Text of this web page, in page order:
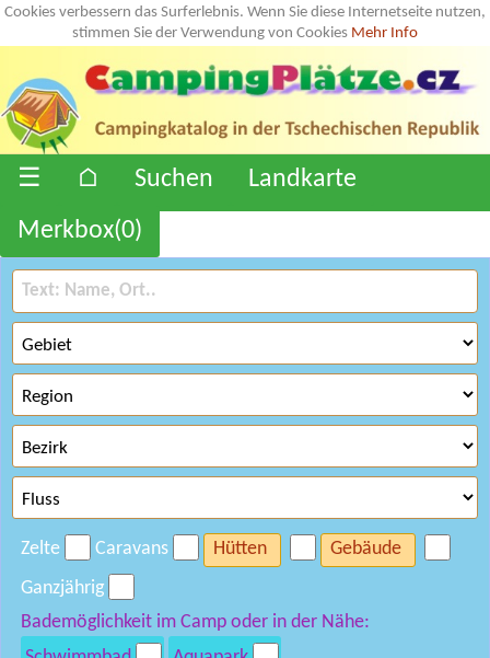
Cookies verbessern das Surferlebnis. Wenn Sie diese Internetseite nutzen,
stimmen Sie der Verwendung von Cookies Mehr Info
☰ ⌂ Suchen
Landkarte
Merkbox(0)
Zelte Caravans Hütten
Gebäude
Ganzjährig
Bademöglichkeit im Camp oder in der Nähe: